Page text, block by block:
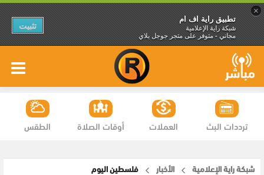
×
تطبيق راية اف ام
شبكة راية الإعلامية
مجاني - متوفر على متجر جوجل بلاي
تثبيت
الطقس أوقات الصلاة العملات ترددات البث
شبكة راية الإعلامية الأخبار فلسطين اليوم